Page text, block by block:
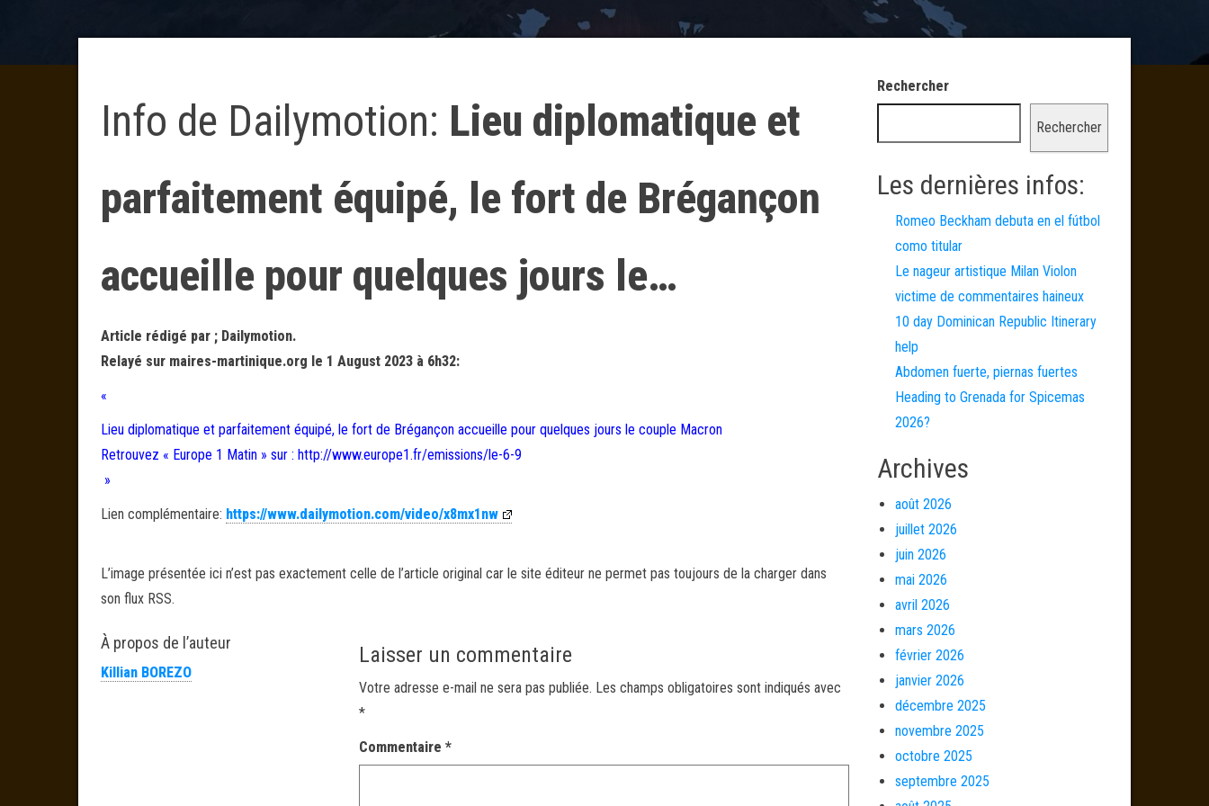
Info de Dailymotion: Lieu diplomatique et
parfaitement équipé, le fort de Brégançon
accueille pour quelques jours le…
Article rédigé par ; Dailymotion.
Relayé sur maires-martinique.org le 1 August 2023 à 6h32:
«
Lieu diplomatique et parfaitement équipé, le fort de Brégançon accueille pour quelques jours le couple Macron
Retrouvez « Europe 1 Matin » sur : http://www.europe1.fr/emissions/le-6-9
»
Lien complémentaire: https://www.dailymotion.com/video/x8mx1nw
L’image présentée ici n’est pas exactement celle de l’article original car le site éditeur ne permet pas toujours de la charger dans
son flux RSS.
À propos de l’auteur
Killian BOREZO
Laisser un commentaire
Votre adresse e-mail ne sera pas publiée. Les champs obligatoires sont indiqués avec
*
Commentaire*
Rechercher
Rechercher
Les dernières infos:
Romeo Beckham debuta en el fútbol
como titular
Le nageur artistique Milan Violon
victime de commentaires haineux
10 day Dominican Republic Itinerary
help
Abdomen fuerte, piernas fuertes
Heading to Grenada for Spicemas
2026?
Archives
août 2026
juillet 2026
juin 2026
mai 2026
avril 2026
mars 2026
février 2026
janvier 2026
décembre 2025
novembre 2025
octobre 2025
septembre 2025